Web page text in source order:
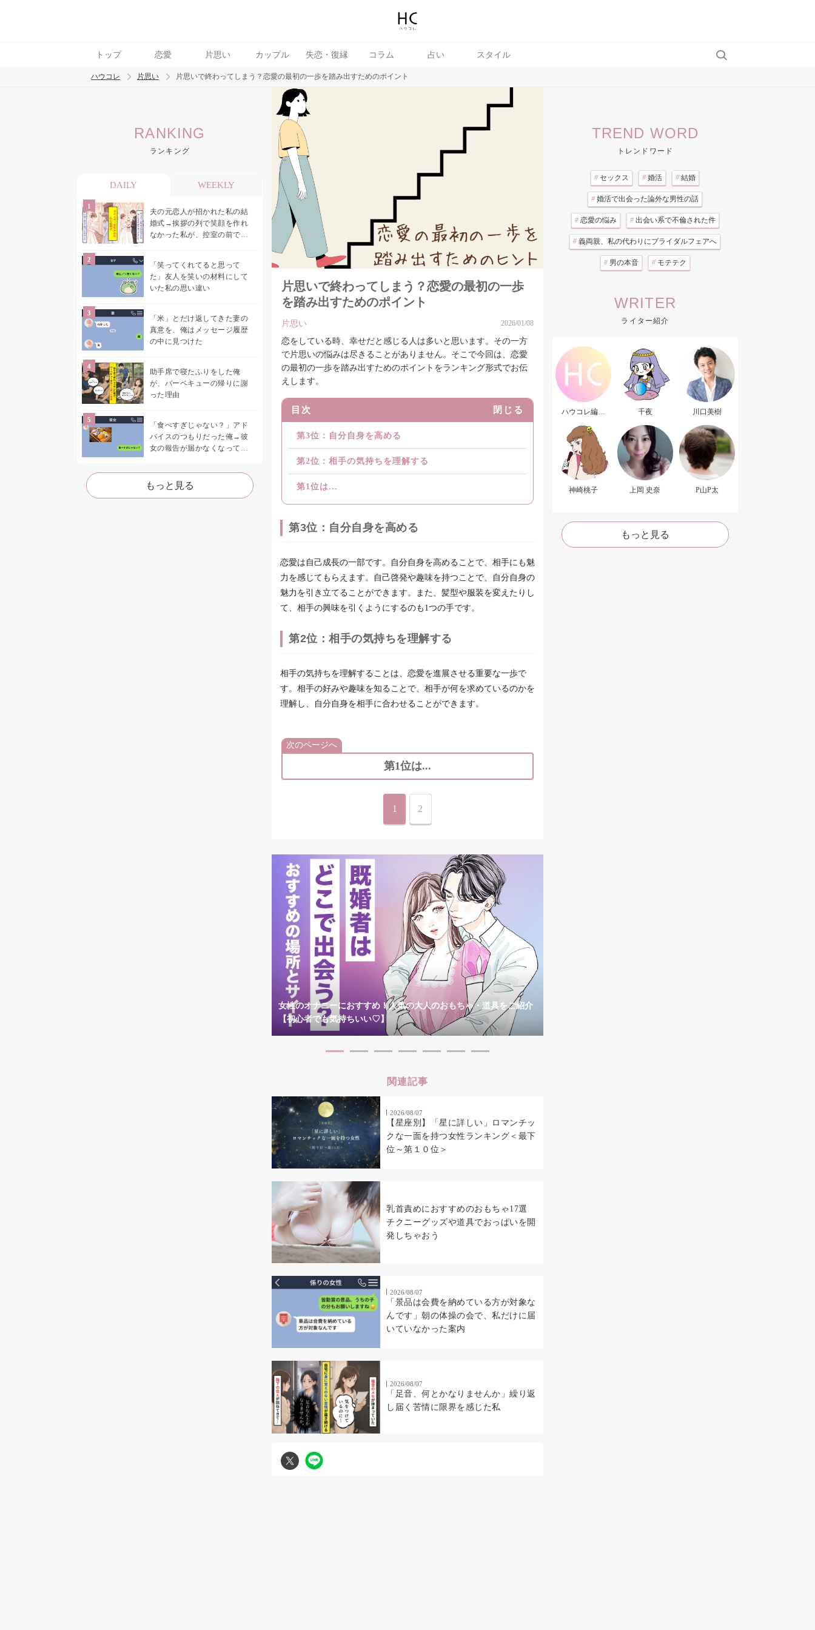
トップ 恋愛 片思い カップル 失恋・復縁 コラム 占い スタイル
トレンド ワード
ハウコレ 片思い 片思いで終わってしまう？恋愛の最初の一歩を踏み出すためのポイント
RANKING
ランキング
DAILY WEEKLY
夫の元恋人が招かれた私の結
婚式→挨拶の列で笑顔を作れ
なかった私が、控室の前で彼
「笑ってくれてると思って
た」友人を笑いの材料にして
いた私の思い違い
「米」とだけ返してきた妻の
真意を、俺はメッセージ履歴
の中に見つけた
助手席で寝たふりをした俺
が、バーベキューの帰りに謝
った理由
「食べすぎじゃない？」アド
バイスのつもりだった俺→彼
女の報告が届かなくなって、
た
もっと見る
片思いで終わってしまう？恋愛の最初の一歩
を踏み出すためのポイント
片思い 2026/01/08
恋をしている時、幸せだと感じる人は多いと思います。その一方
で片思いの悩みは尽きることがありません。そこで今回は、恋愛
の最初の一歩を踏み出すためのポイントをランキング形式でお伝
えします。
目次 閉じる
第3位：自分自身を高める
第2位：相手の気持ちを理解する
第1位は...
第3位：自分自身を高める
恋愛は自己成長の一部です。自分自身を高めることで、相手にも魅
力を感じてもらえます。自己啓発や趣味を持つことで、自分自身の
魅力を引き立てることができます。また、髪型や服装を変えたりし
て、相手の興味を引くようにするのも1つの手です。
第2位：相手の気持ちを理解する
相手の気持ちを理解することは、恋愛を進展させる重要な一歩で
す。相手の好みや趣味を知ることで、相手が何を求めているのかを
理解し、自分自身を相手に合わせることができます。
次のページへ
第1位は...
1 2
女性のオナニーにおすすめ！人気の大人のおもちゃ・道具をご紹介
【初心者でも気持ちいい♡】
関連記事
2026/08/07
【星座別】「星に詳しい」ロマンチッ
クな一面を持つ女性ランキング＜最下
位～第１０位＞
乳首責めにおすすめのおもちゃ17選
チクニーグッズや道具でおっぱいを開
発しちゃおう
2026/08/07
「景品は会費を納めている方が対象な
んです」朝の体操の会で、私だけに届
いていなかった案内
2026/08/07
「足音、何とかなりませんか」繰り返
し届く苦情に限界を感じた私
TREND WORD
トレンドワード
# セックス # 婚活 # 結婚
# 婚活で出会った論外な男性の話
# 恋愛の悩み # 出会い系で不倫された件
# 義両親、私の代わりにブライダルフェアへ
# 男の本音 # モテテク
WRITER
ライター紹介
ハウコレ編集
千夜 川口美樹
神崎桃子 上岡 史奈 P山P太
もっと見る